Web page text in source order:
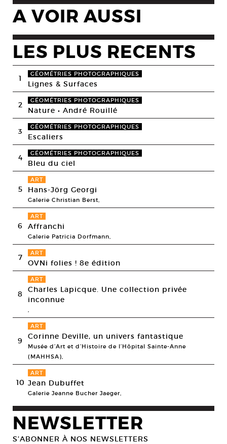
A VOIR AUSSI
LES PLUS RECENTS
1 GÉOMÉTRIES PHOTOGRAPHIQUES
Lignes & Surfaces
2 GÉOMÉTRIES PHOTOGRAPHIQUES
Nature • André Rouillé
3 GÉOMÉTRIES PHOTOGRAPHIQUES
Escaliers
4 GÉOMÉTRIES PHOTOGRAPHIQUES
Bleu du ciel
5
ART
Hans-Jörg Georgi
Galerie Christian Berst,
6
ART
Affranchi
Galerie Patricia Dorfmann,
7 ART
OVNi folies ! 8e édition
8
ART
Charles Lapicque. Une collection privée
inconnue
,
9
ART
Corinne Deville, un univers fantastique
Musée d’Art et d’Histoire de l’Hôpital Sainte-Anne
(MAHHSA),
10
ART
Jean Dubuffet
Galerie Jeanne Bucher Jaeger,
NEWSLETTER
S’ABONNER À NOS NEWSLETTERS